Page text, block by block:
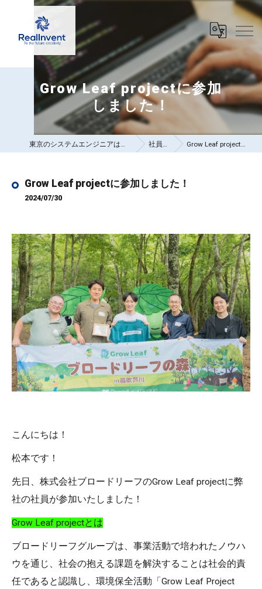
Grow Leaf projectに参加
しました！
東京のシステムエンジニアは株式会社リアルインベント 社員ブログ Grow Leaf projectに参加しました！
Grow Leaf projectに参加しました！
2024/07/30
こんにちは！
松本です！
先日、株式会社ブロードリーフのGrow Leaf projectに弊
社の社員が参加いたしました！
Grow Leaf projectとは
ブロードリーフグループは、事業活動で培われたノウハ
ウを通じ、社会の抱える課題を解決することは社会的責
任であると認識し、環境保全活動「Grow Leaf Project